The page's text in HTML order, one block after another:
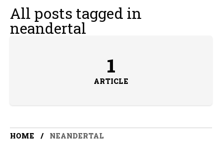
All posts tagged in
neandertal
1
ARTICLE
HOME NEANDERTAL